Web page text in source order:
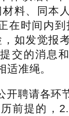
料、同本
在时间内
如发觉报
交的消息
适准绳。
聘请各环
前提的，